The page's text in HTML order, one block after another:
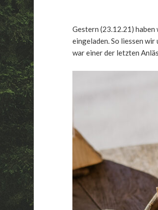
Gestern (23.12.21) haben
eingeladen. So liessen wir
war einer der letzten